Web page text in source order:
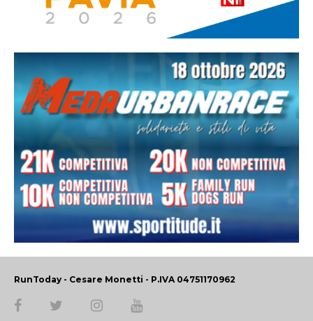
RunToday - Cesare Monetti - P.IVA 04751170962